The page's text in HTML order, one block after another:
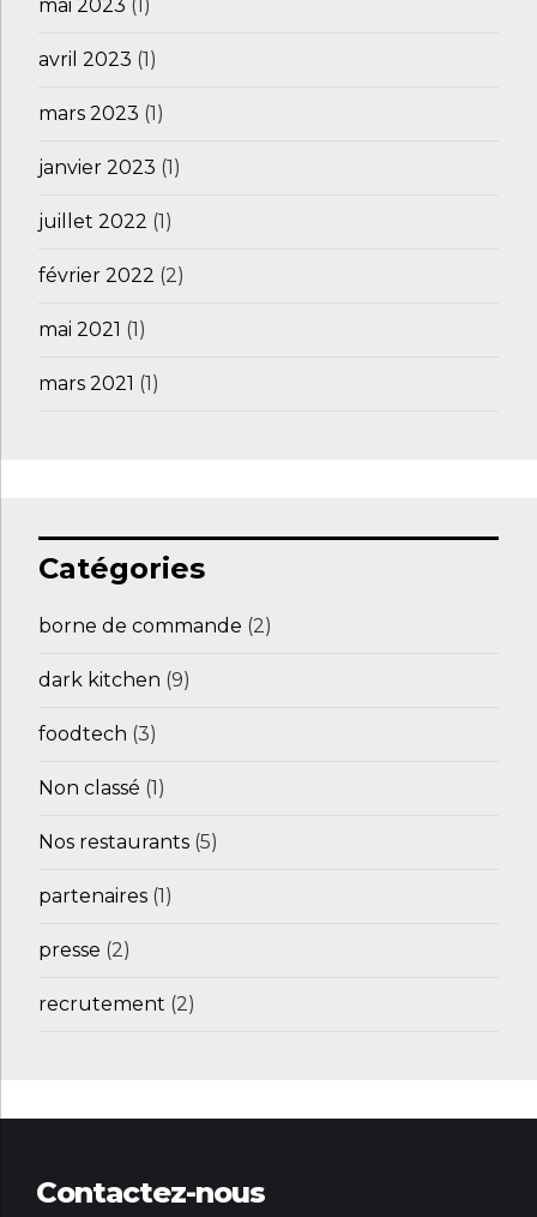
mai 2023 (1)
avril 2023 (1)
mars 2023 (1)
janvier 2023 (1)
juillet 2022 (1)
février 2022 (2)
mai 2021 (1)
mars 2021 (1)
Catégories
borne de commande (2)
dark kitchen (9)
foodtech (3)
Non classé (1)
Nos restaurants (5)
partenaires (1)
presse (2)
recrutement (2)
Contactez-nous